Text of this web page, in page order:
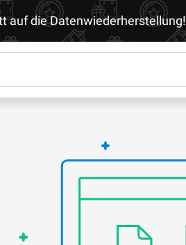
auf die Datenwiederherstellung!